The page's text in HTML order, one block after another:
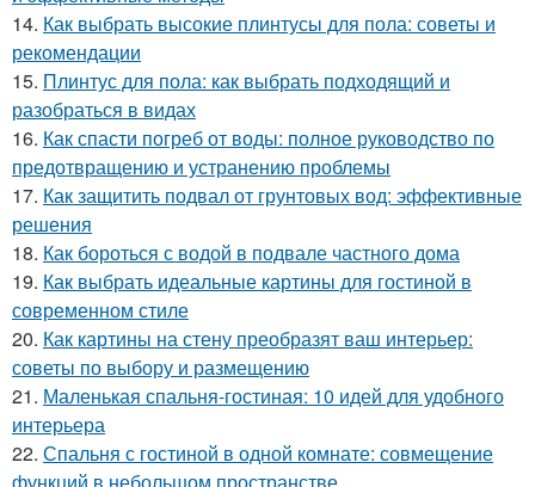
14. Как выбрать высокие плинтусы для пола: советы и
рекомендации
15. Плинтус для пола: как выбрать подходящий и
разобраться в видах
16. Как спасти погреб от воды: полное руководство по
предотвращению и устранению проблемы
17. Как защитить подвал от грунтовых вод: эффективные
решения
18. Как бороться с водой в подвале частного дома
19. Как выбрать идеальные картины для гостиной в
современном стиле
20. Как картины на стену преобразят ваш интерьер:
советы по выбору и размещению
21. Маленькая спальня-гостиная: 10 идей для удобного
интерьера
22. Спальня с гостиной в одной комнате: совмещение